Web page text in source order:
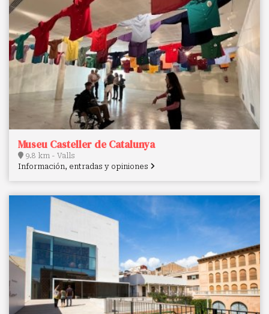
Museu Casteller de Catalunya
9.8 km - Valls
Información, entradas y opiniones